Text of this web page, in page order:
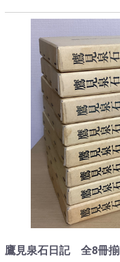
鷹見泉石日記 全8冊揃